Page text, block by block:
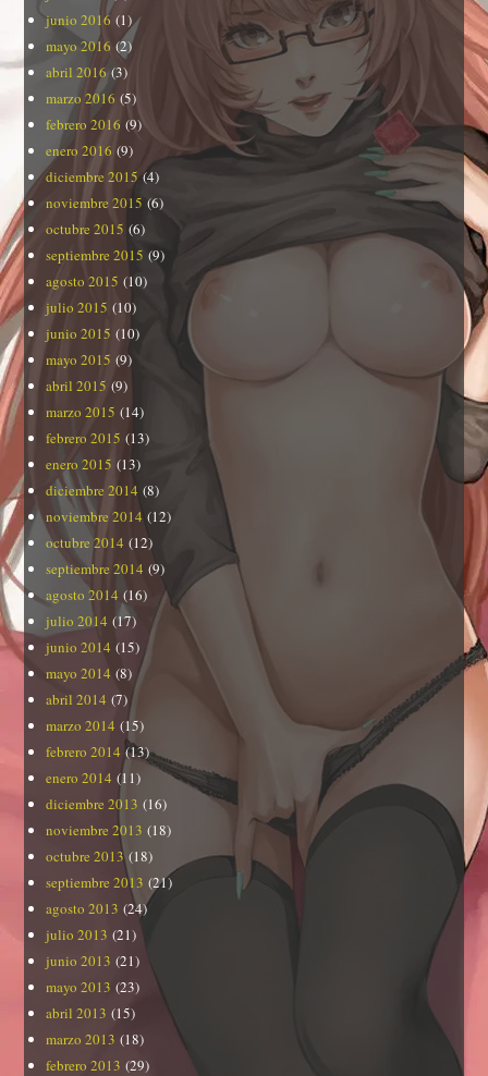
junio 2016 (1)
mayo 2016 (2)
abril 2016(3)
marzo 2016 (5)
febrero 2016 (9)
enero 2016 (9)
diciembre 2015(4)
noviembre 2015 (6)
octubre 2015 (6)
septiembre 2015 (9)
agosto 2015 (10)
julio 2015 (10)
junio 2015 (10)
mayo 2015 (9)
abril 2015 (9)
marzo 2015 (14)
febrero 2015 (13)
enero 2015 (13)
diciembre 2014 (8)
noviembre 2014 (12)
octubre 2014 (12)
septiembre 2014 (9)
agosto 2014 (16)
julio 2014 (17)
junio 2014 (15)
mayo 2014 (8)
abril 2014 (7)
marzo 2014 (15)
febrero 2014 (13)
enero 2014 (11)
diciembre 2013 (16)
noviembre 2013 (18)
octubre 2013(18)
septiembre 2013 (21)
agosto 2013 (24)
julio 2013 (21)
junio 2013 (21)
mayo 2013 (23)
abril 2013 (15)
marzo 2013 (18)
febrero 2013 (29)